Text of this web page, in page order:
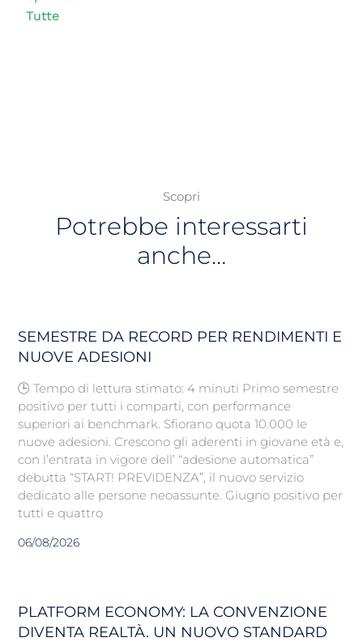
Tutte
Scopri
Potrebbe interessarti
anche…
SEMESTRE DA RECORD PER RENDIMENTI E
NUOVE ADESIONI
🕒 Tempo di lettura stimato: 4 minuti Primo semestre
positivo per tutti i comparti, con performance
superiori ai benchmark. Sfiorano quota 10.000 le
nuove adesioni. Crescono gli aderenti in giovane età e,
con l’entrata in vigore dell’ “adesione automatica”
debutta “START! PREVIDENZA”, il nuovo servizio
dedicato alle persone neoassunte. Giugno positivo per
tutti e quattro
06/08/2026
PLATFORM ECONOMY: LA CONVENZIONE
DIVENTA REALTÀ. UN NUOVO STANDARD